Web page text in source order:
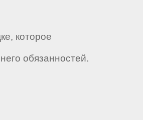
которое
обязанностей.